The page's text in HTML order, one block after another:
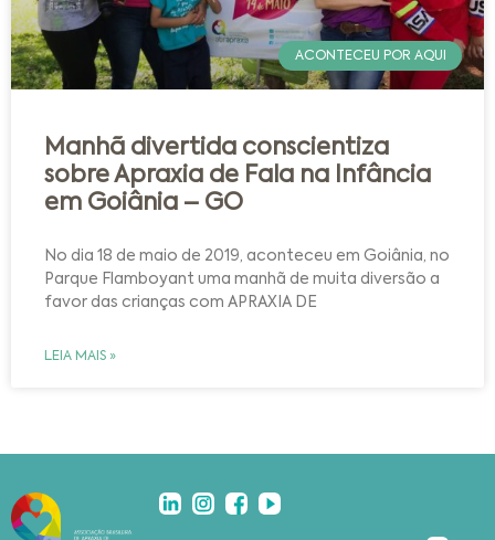
ACONTECEU POR AQUI
Manhã divertida conscientiza
sobre Apraxia de Fala na Infância
em Goiânia – GO
No dia 18 de maio de 2019, aconteceu em Goiânia, no
Parque Flamboyant uma manhã de muita diversão a
favor das crianças com APRAXIA DE
LEIA MAIS »